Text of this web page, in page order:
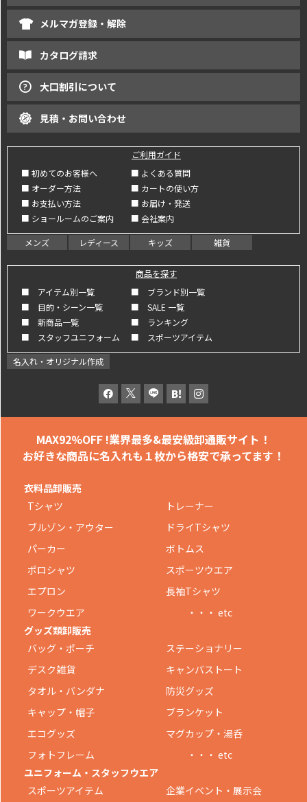
メルマガ登録・解除
カタログ請求
大口割引について
見積・お問い合わせ
ご利用ガイド
■ 初めてのお客様へ
■ よくある質問
■ オーダー方法
■ カートの使い方
■ お支払い方法
■ お届け・発送
■ ショールームのご案内
■ 会社案内
メンズ レディース キッズ 雑貨
商品を探す
■ アイテム別一覧
■ ブランド別一覧
■ 目的・シーン一覧
■ SALE 一覧
■ 新商品一覧
■ ランキング
■ スタッフユニフォーム
■ スポーツアイテム
名入れ・オリジナル作成
MAX92%OFF !業界最多&最安級卸通販サイト！
お好きな商品に名入れも １枚から格安で承ってます！
衣料品卸販売
Tシャツ
トレーナー
ブルゾン・アウター
ドライTシャツ
パーカー
ボトムス
ポロシャツ
スポーツウエア
エプロン
長袖Tシャツ
ワークウエア
・・・ etc
グッズ類卸販売
バッグ・ポーチ
ステーショナリー
デスク雑貨
キャンバストート
タオル・バンダナ
防災グッズ
キャップ・帽子
ブランケット
エコグッズ
マグカップ・湯呑
フォトフレーム
・・・ etc
ユニフォーム・スタッフウエア
スポーツアイテム
企業イベント・展示会